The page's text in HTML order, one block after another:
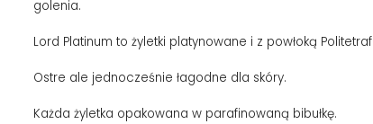
golenia.
Lord Platinum to żyletki platynowane i z powłoką
Ostre ale jednocześnie łagodne dla skóry.
Każda żyletka opakowana w parafinowaną bibułkę.